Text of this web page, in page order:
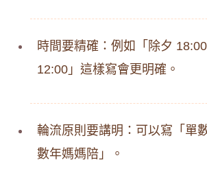
時間要精確：例如「除夕
12:00」這樣寫會更明確。
輪流原則要講明：可以寫「單
數年媽媽陪」。